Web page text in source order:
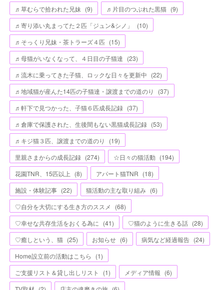
♬草むらで拾われた兄妹 (9) ♬片目のつぶれた黒猫 (9)
♬寄り添い丸まってた２匹「ジュン&シノ」
(10)
♬そっくり兄妹・茶トラーズ４匹 (15)
♬母猫がいなくなって、４日目の子猫達 (23)
♬流木に乗ってきた子猫、ロックな日々を更新中 (22)
♬地域猫が産んた14匹の子猫達・譲渡までの道のり
(37)
♬軒下で見つかった、子猫６匹成長記録 (37)
♬倉庫で保護された、生後間もない黒猫成長記録 (53)
♬キジ猫３匹、譲渡までの道のり
(19)
里親さまからの成長記録 (274) ☆日々の猫活動 (194)
花園TNR、15匹以上 (8) アパート猫TNR (18)
施設・体験記事 (22) 猫活動の主な取り組み (6)
♡自分を大切にする生き方のススメ
(68)
♡幸せな共存生活をおくる為に (41) ♡猫のように生きる話 (28)
♡癒しという、猫 (25) お知らせ (6) 病気など経過報告 (24)
Home設立前の活動はこちら
(1)
ご支援リスト＆貸し出しリスト
(1) メディア情報 (6)